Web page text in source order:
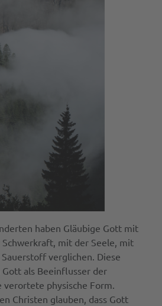
haben Gläubige Gott mit
mit der Seele, mit
verglichen. Diese
als Beeinflusser der
physische Form.
Christen glauben, dass Gott